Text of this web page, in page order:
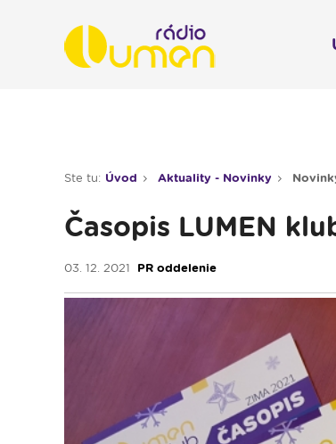
Ste tu: Úvod Aktuality - Novinky
Časopis LUMEN
03. 12. 2021 PR oddelenie
Moderované relácie
Pre deti
Piesne na želanie
Modlitba
Dopravný servis